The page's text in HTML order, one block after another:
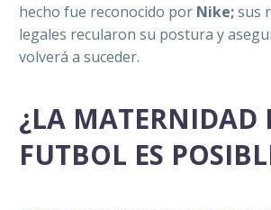
hecho fue reconocido por Nike;sus
legales recularon su postura y
volverá a suceder.
¿LA MATERNIDAD
FUTBOL ES